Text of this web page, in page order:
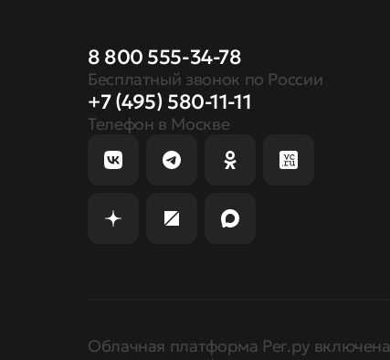
8 800 555-34-78
Бесплатный звонок по России
+7 (495) 580-11-11
Телефон в Москве
Облачная платформа Рег.ру включена